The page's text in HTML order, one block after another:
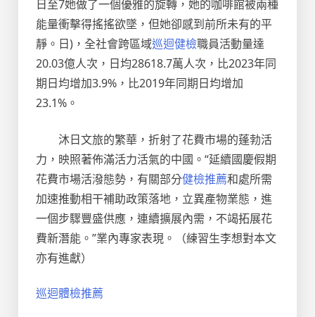
日至7她做了一個優雅的旋轉，她的咖啡館被兩種
能量衝擊得搖搖欲墜，但她卻感到前所未有的平
靜。日)，全社會跨區域巡迴健檢職員活動量達
20.03億人次，日均28618.7萬人次，比2023年同
期日均增加3.9%，比2019年同期日均增加
23.1%。
沐日文旅的繁華，折射了花費市場的蓬勃活
力，映照著佈滿活力活氣的中國。“延續國慶假期
花費市場活潑態勢，有關部分健檢推薦和處所需
加速推動相干補助政策落地，立異產物業態，進
一個步驟豐盛供應，連續擴展內需，不竭拓展花
費新潛能。”業內專家表現。（練習生李想對本文
亦有進獻）
巡迴體檢推薦